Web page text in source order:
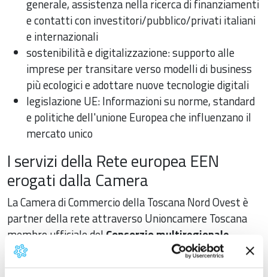
generale, assistenza nella ricerca di finanziamenti
e contatti con investitori/pubblico/privati italiani
e internazionali
sostenibilità e digitalizzazione: supporto alle
imprese per transitare verso modelli di business
più ecologici e adottare nuove tecnologie digitali
legislazione UE: Informazioni su norme, standard
e politiche dell'unione Europea che influenzano il
mercato unico
I servizi della Rete europea EEN
erogati dalla Camera
La Camera di Commercio della Toscana Nord Ovest è
partner della rete attraverso Unioncamere Toscana
membro ufficiale del Consorzio multiregionale
SME2EU